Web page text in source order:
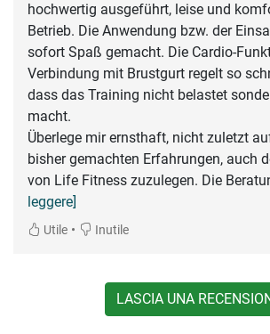
hochwertig ausgeführt, leise und
Betrieb. Die Anwendung bzw. der
sofort Spaß gemacht. Die Cardio-
Verbindung mit Brustgurt regelt so
dass das Training nicht belastet
macht.
Überlege mir ernsthaft, nicht zuletzt
bisher gemachten Erfahrungen, auch
von Life Fitness zuzulegen. Die
leggere]
Utile • Inutile
LASCIA UNA